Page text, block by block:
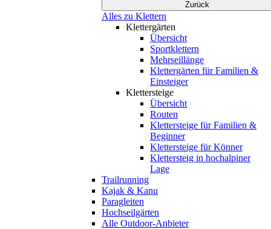
Zurück
Alles zu Klettern
Klettergärten
Übersicht
Sportklettern
Mehrseillänge
Klettergärten für Familien &
Einsteiger
Klettersteige
Übersicht
Routen
Klettersteige für Familien &
Beginner
Klettersteige für Könner
Klettersteig in hochalpiner
Lage
Trailrunning
Kajak & Kanu
Paragleiten
Hochseilgärten
Alle Outdoor-Anbieter